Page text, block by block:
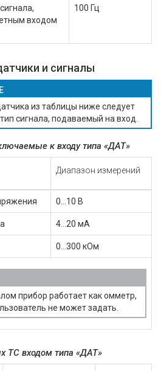
входом
100 Гц
и сигналы
из таблицы ниже следует
сигнала, подаваемый на вход.
к входу типа «ДАТ»
Диапазон измерений
0...10 В
4...20 мА
0...300 кОм
прибор работает как омметр,
не может задать.
ТС входом типа «ДАТ»